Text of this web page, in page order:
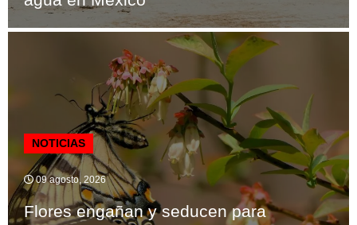
NOTICIAS
09 agosto, 2026
Flores engañan y seducen para